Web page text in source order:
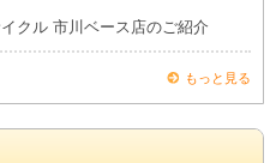
クル 市川ベース店のご紹介
もっと見る